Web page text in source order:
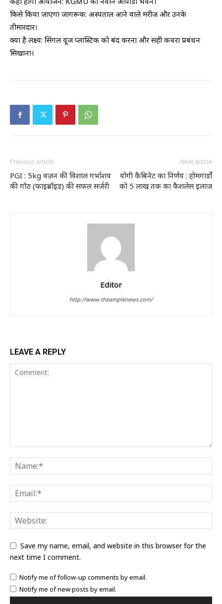
​किसे किया जाएगा जागरूक: अस्पताल आने वाले मरीज और उनके
तीमारदार।
​क्या है लक्ष्य: सिंगल यूज प्लास्टिक को बंद करना और सही कचरा प्रबंधन
सिखाना।
Previous article
PGI : 5kg वज़न की विशाल गर्भाशय
की गाँठ (फाइब्रॉइड) की सफल सर्जरी
Next article
योगी कैबिनेट का निर्णय : होमगार्डों
को 5 लाख तक का कैशलेस इलाज
Editor
http://www.theamplenews.com/
LEAVE A REPLY
Save my name, email, and website in this browser for the
next time I comment.
Notify me of follow-up comments by email.
Notify me of new posts by email.